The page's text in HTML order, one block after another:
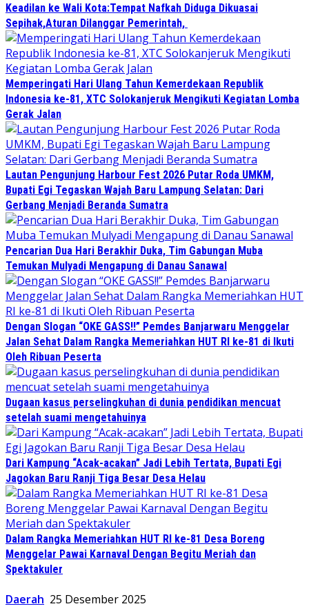
Keadilan ke Wali Kota:Tempat Nafkah Diduga Dikuasai
Sepihak,Aturan Dilanggar Pemerintah,
Memperingati Hari Ulang Tahun Kemerdekaan Republik
Indonesia ke-81, XTC Solokanjeruk Mengikuti Kegiatan Lomba
Gerak Jalan
Lautan Pengunjung Harbour Fest 2026 Putar Roda UMKM,
Bupati Egi Tegaskan Wajah Baru Lampung Selatan: Dari
Gerbang Menjadi Beranda Sumatra
Pencarian Dua Hari Berakhir Duka, Tim Gabungan Muba
Temukan Mulyadi Mengapung di Danau Sanawal
Dengan Slogan “OKE GASS!!” Pemdes Banjarwaru Menggelar
Jalan Sehat Dalam Rangka Memeriahkan HUT RI ke-81 di Ikuti
Oleh Ribuan Peserta
Dugaan kasus perselingkuhan di dunia pendidikan mencuat
setelah suami mengetahuinya
Dari Kampung “Acak-acakan” Jadi Lebih Tertata, Bupati Egi
Jagokan Baru Ranji Tiga Besar Desa Helau
Dalam Rangka Memeriahkan HUT RI ke-81 Desa Boreng
Menggelar Pawai Karnaval Dengan Begitu Meriah dan
Spektakuler
Daerah 25 Desember 2025